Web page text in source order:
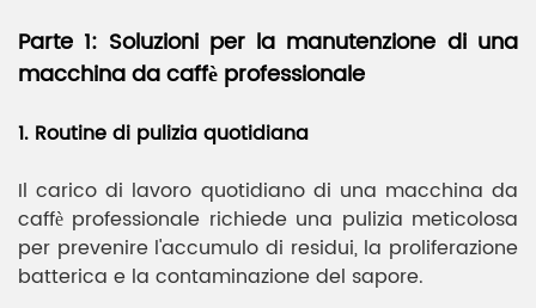
Parte 1: Soluzioni per la manutenzione di una
macchina da caffè professionale
1. Routine di pulizia quotidiana
Il carico di lavoro quotidiano di una macchina da
caffè professionale richiede una pulizia meticolosa
per prevenire l'accumulo di residui, la proliferazione
batterica e la contaminazione del sapore.